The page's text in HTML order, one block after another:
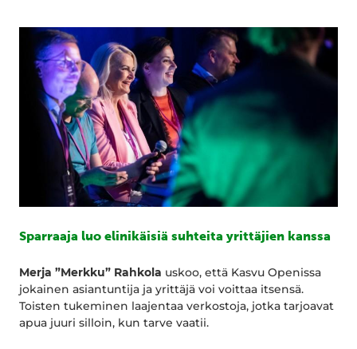
Sparraaja luo elinikäisiä suhteita yrittäjien kanssa
Merja ”Merkku” Rahkola uskoo, että Kasvu Openissa
jokainen asiantuntija ja yrittäjä voi voittaa itsensä.
Toisten tukeminen laajentaa verkostoja, jotka tarjoavat
apua juuri silloin, kun tarve vaatii.